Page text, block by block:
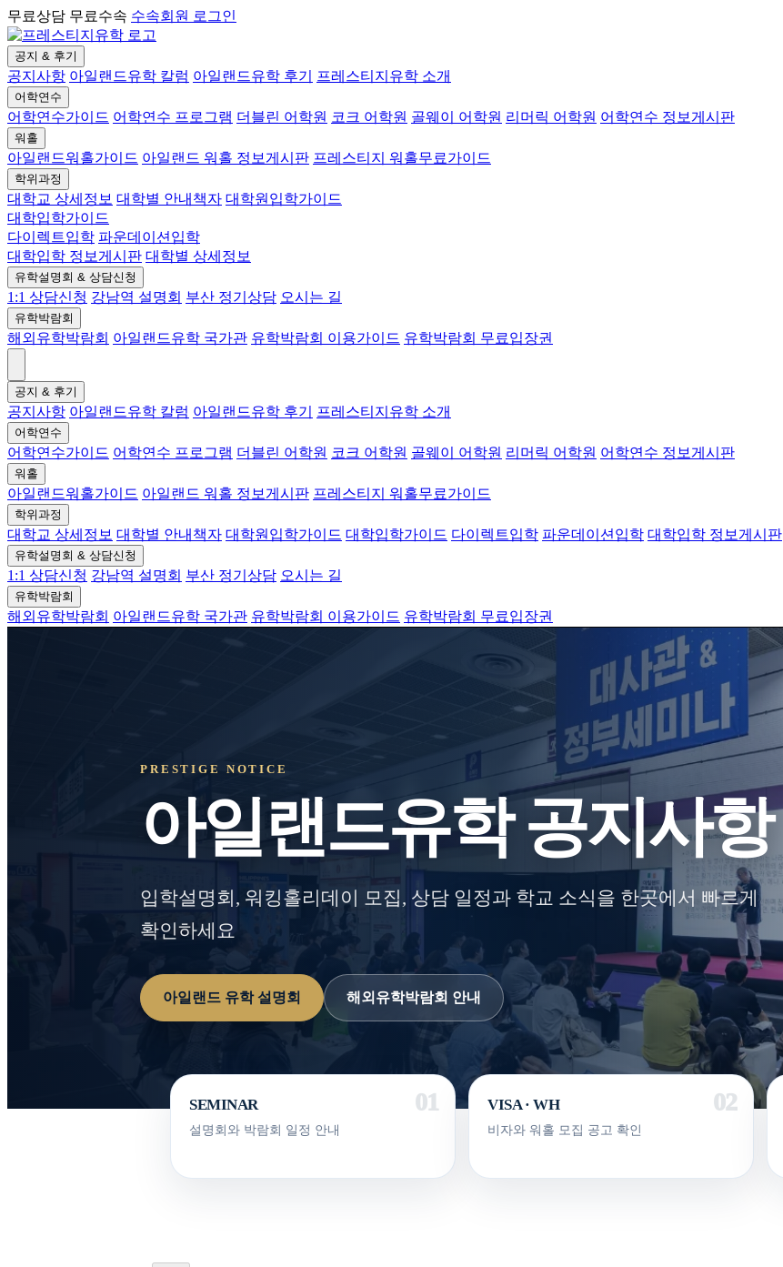
무료상담 무료수속 수속회원 로그인
공지 & 후기
공지사항 아일랜드유학 칼럼 아일랜드유학 후기 프레스티지유학 소개
어학연수
어학연수가이드 어학연수 프로그램 더블린 어학원 코크 어학원 골웨이 어학원 리머릭 어학원 어학연수 정보게시판
워홀
아일랜드워홀가이드 아일랜드 워홀 정보게시판 프레스티지 워홀무료가이드
학위과정
대학교 상세정보 대학별 안내책자 대학원입학가이드
대학입학가이드
다이렉트입학 파운데이션입학
대학입학 정보게시판 대학별 상세정보
유학설명회 & 상담신청
1:1 상담신청 강남역 설명회 부산 정기상담 오시는 길
유학박람회
해외유학박람회 아일랜드유학 국가관 유학박람회 이용가이드 유학박람회 무료입장권
공지 & 후기
공지사항 아일랜드유학 칼럼 아일랜드유학 후기 프레스티지유학 소개
어학연수
어학연수가이드 어학연수 프로그램 더블린 어학원 코크 어학원 골웨이 어학원 리머릭 어학원 어학연수 정보게시판
워홀
아일랜드워홀가이드 아일랜드 워홀 정보게시판 프레스티지 워홀무료가이드
학위과정
대학교 상세정보 대학별 안내책자 대학원입학가이드 대학입학가이드 다이렉트입학 파운데이션입학 대학입학 정보게시판
유학설명회 & 상담신청
1:1 상담신청 강남역 설명회 부산 정기상담 오시는 길
유학박람회
해외유학박람회 아일랜드유학 국가관 유학박람회 이용가이드 유학박람회 무료입장권
PRESTIGE NOTICE
아일랜드유학 공지사항
입학설명회, 워킹홀리데이 모집, 상담 일정과 학교 소식을 한곳에서 빠르게
확인하세요
아일랜드 유학 설명회 해외유학박람회 안내
SEMINAR
설명회와 박람회 일정 안내
VISA · WH
비자와 워홀 모집 공고 확인